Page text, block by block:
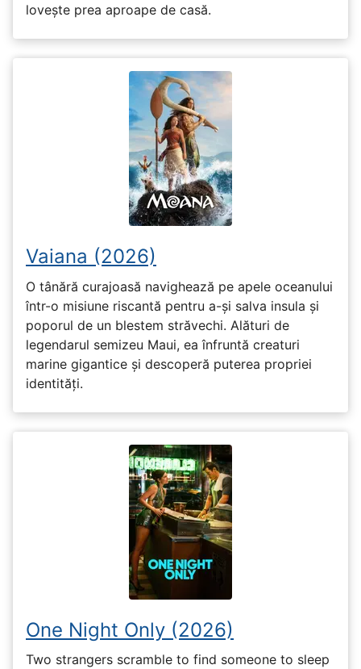
lovește prea aproape de casă.
Vaiana (2026)
O tânără curajoasă navighează pe apele oceanului
într-o misiune riscantă pentru a-și salva insula și
poporul de un blestem străvechi. Alături de
legendarul semizeu Maui, ea înfruntă creaturi
marine gigantice și descoperă puterea propriei
identități.
One Night Only (2026)
Two strangers scramble to find someone to sleep